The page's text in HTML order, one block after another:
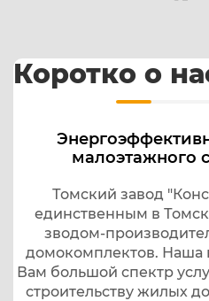
Коротко о
малоэтажного
Томский завод
единственным в
зводом-
домокомплектов. Наша
Вам большой спектр
строительству жилых